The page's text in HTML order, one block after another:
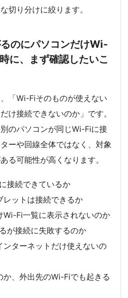
切り分けに絞ります。
のにパソコンだけWi-
に、まず確認したいこ
「Wi-Fiそのものが使えない
け接続できないのか」です。
のパソコンが同じWi-Fiに接
ーや回線全体ではなく、対象
る可能性が高くなります。
接続できているか
レットは接続できるか
Wi-Fi一覧に表示されないのか
が接続に失敗するのか
ンターネットだけ使えないの
か、外出先のWi-Fiでも起きる